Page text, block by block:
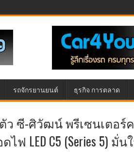
รถจักรยานยนต์ ธุรกิจ การตลาด
ดตัว ซี-ศิวัฒน์ พรีเซนเตอ
LED C5 (Series 5) มั่น